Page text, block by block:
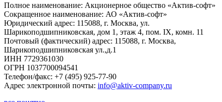
Полное наименование: Акционерное общество «Актив-софт»
Сокращенное наименование: АО «Актив-софт»
Юридический адрес: 115088, г. Москва, ул.
Шарикоподшипниковская, дом 1, этаж 4, пом. IX, комн. 11
Почтовый (фактический) адрес: 115088, г. Москва,
Шарикоподшипниковская ул.,д.1
ИНН 7729361030
ОГРН 1037700094541
Телефон/факс: +7 (495) 925-77-90
Адрес электронной почты: info@aktiv-company.ru